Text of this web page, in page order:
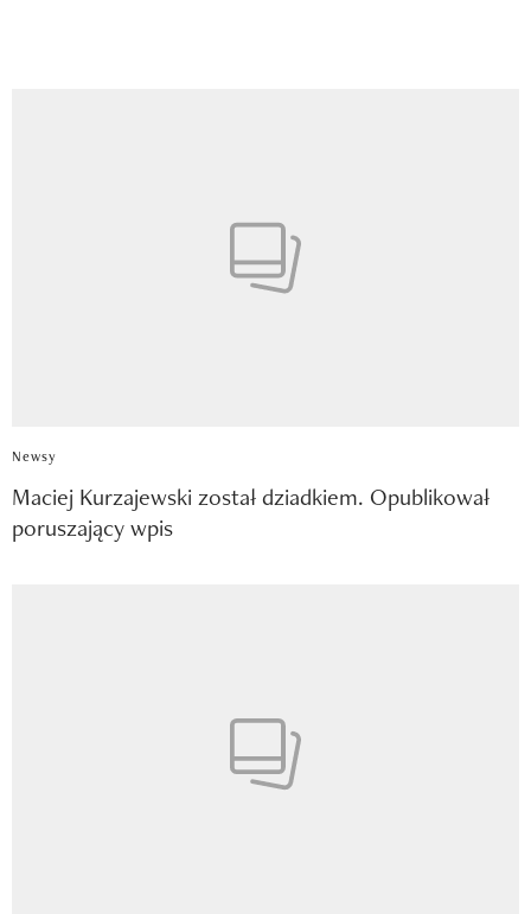
Newsy
Maciej Kurzajewski został dziadkiem. Opublikował
poruszający wpis